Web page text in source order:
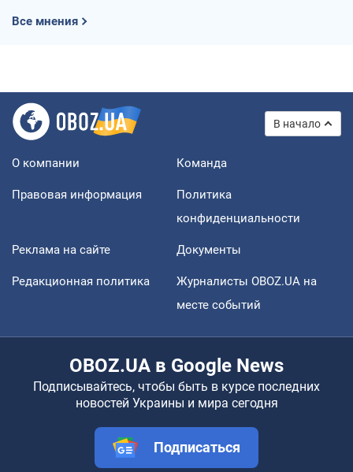
Все мнения
В начало
О компании Команда
Правовая информация
Политика
конфиденциальности
Реклама на сайте Документы
Редакционная политика
Журналисты OBOZ.UA на
месте событий
OBOZ.UA в Google News
Подписывайтесь, чтобы быть в курсе последних
новостей Украины и мира сегодня
Подписаться